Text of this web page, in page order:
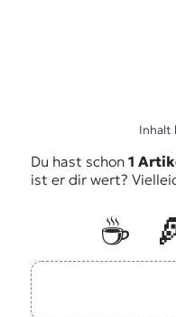
Inhalt
Du hast schon 1
ist er dir wert?
☕️